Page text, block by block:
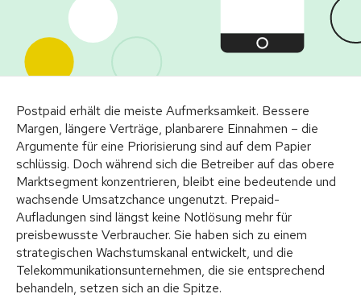
Postpaid erhält die meiste Aufmerksamkeit. Bessere
Margen, längere Verträge, planbarere Einnahmen – die
Argumente für eine Priorisierung sind auf dem Papier
schlüssig. Doch während sich die Betreiber auf das obere
Marktsegment konzentrieren, bleibt eine bedeutende und
wachsende Umsatzchance ungenutzt. Prepaid-
Aufladungen sind längst keine Notlösung mehr für
preisbewusste Verbraucher. Sie haben sich zu einem
strategischen Wachstumskanal entwickelt, und die
Telekommunikationsunternehmen, die sie entsprechend
behandeln, setzen sich an die Spitze.